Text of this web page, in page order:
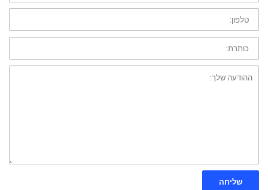
טלפון:
כותרת:
ההודעה
שלך:
שליחה